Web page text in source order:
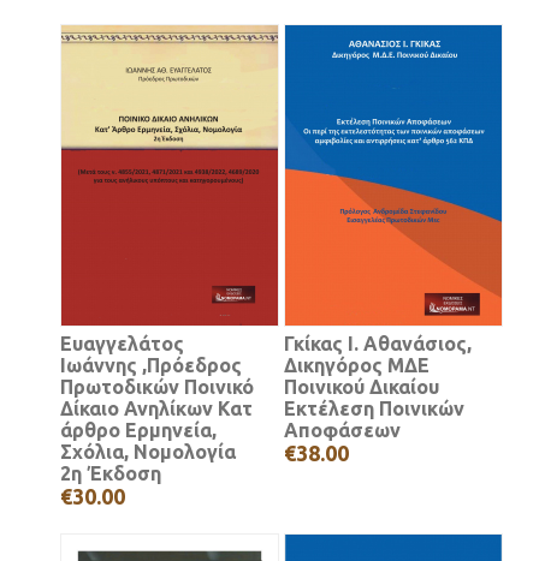
Ευαγγελάτος
Ιωάννης ,Πρόεδρος
Πρωτοδικών Ποινικό
Δίκαιο Ανηλίκων Κατ
άρθρο Ερμηνεία,
Σχόλια, Νομολογία
2η Έκδοση
€30.00
Γκίκας Ι. Αθανάσιος,
Δικηγόρος ΜΔΕ
Ποινικού Δικαίου
Εκτέλεση Ποινικών
Αποφάσεων
€38.00